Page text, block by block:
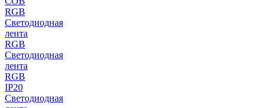
RGB
Светодиодная
лента
RGB
Светодиодная
лента
RGB
IP20
Светодиодная